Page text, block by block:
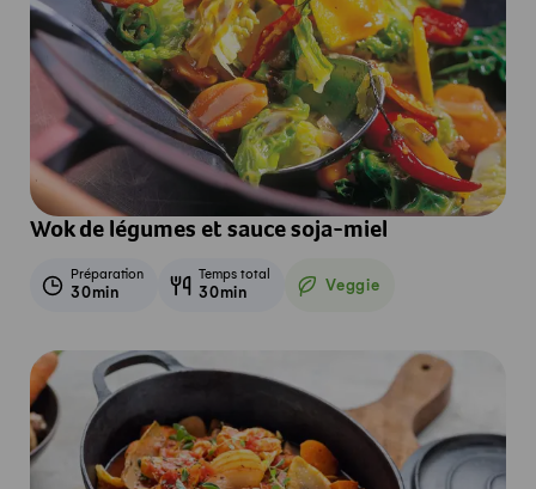
Wok de légumes et sauce soja-miel
Préparation
30min
Temps total
30min Veggie
Veggie